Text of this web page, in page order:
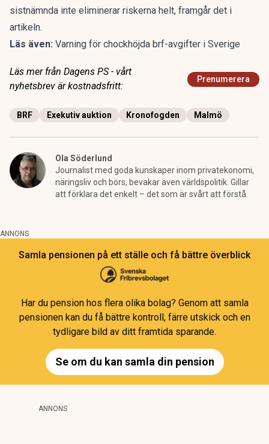
sistnämnda inte eliminerar riskerna helt, framgår det i
artikeln.
Läs även: Varning för chockhöjda brf-avgifter i Sverige
Läs mer från Dagens PS - vårt
nyhetsbrev är kostnadsfritt:
Prenumerera
BRF Exekutiv auktion Kronofogden Malmö
Ola Söderlund
Journalist med goda kunskaper inom privatekonomi,
näringsliv och börs, bevakar även världspolitik. Gillar
att förklara det enkelt – det som är svårt att förstå.
ANNONS
Samla pensionen på ett ställe och få bättre överblick
Har du pension hos flera olika bolag? Genom att samla
pensionen kan du få bättre kontroll, färre utskick och en
tydligare bild av ditt framtida sparande.
Se om du kan samla din pension
ANNONS